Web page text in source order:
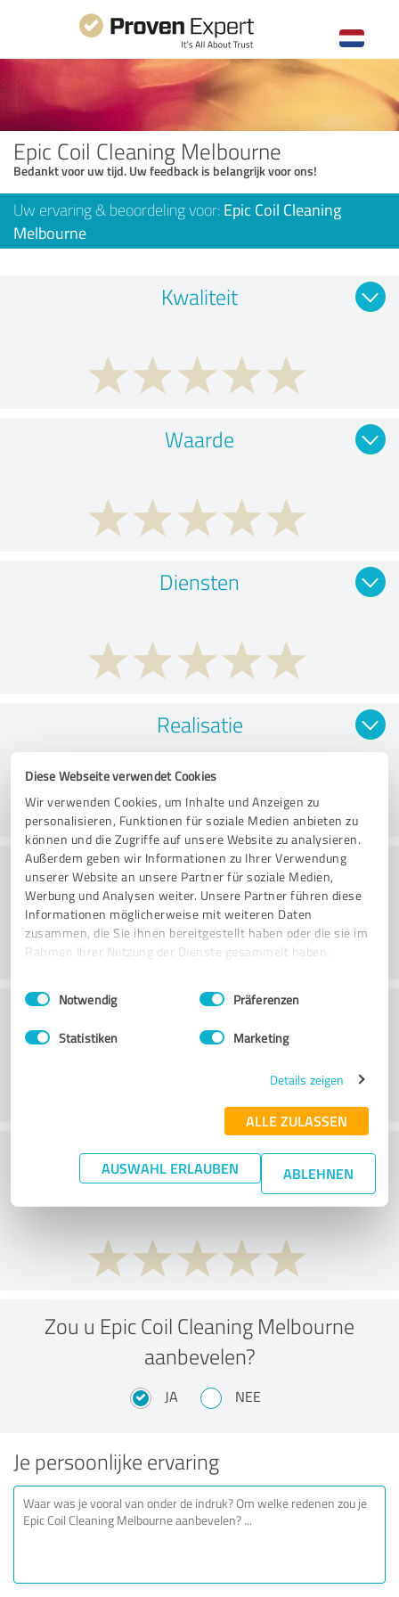
Diese Webseite verwendet Cookies
Wir verwenden Cookies, um Inhalte und Anzeigen zu
personalisieren, Funktionen für soziale Medien anbieten zu
können und die Zugriffe auf unsere Website zu analysieren.
Außerdem geben wir Informationen zu Ihrer Verwendung
unserer Website an unsere Partner für soziale Medien,
Werbung und Analysen weiter. Unsere Partner führen diese
Informationen möglicherweise mit weiteren Daten
zusammen, die Sie ihnen bereitgestellt haben oder die sie im
Rahmen Ihrer Nutzung der Dienste gesammelt haben.
Impressum Datenschutzbestimmungen
Einwilligungsauswahl
Notwendig Präferenzen
Statistiken Marketing
Details zeigen
ALLE ZULASSEN
AUSWAHL ERLAUBEN ABLEHNEN
Epic Coil Cleaning Melbourne
Bedankt voor uw tijd. Uw feedback is belangrijk voor ons!
Uw ervaring & beoordeling voor: Epic Coil Cleaning
Melbourne
Kwaliteit
Waarde
Diensten
Realisatie
Consulting
Klantenservice
Wat vind je van de prijs-
prestatieverhouding?
Zou u Epic Coil Cleaning Melbourne
aanbevelen?
JA NEE
Je persoonlijke ervaring